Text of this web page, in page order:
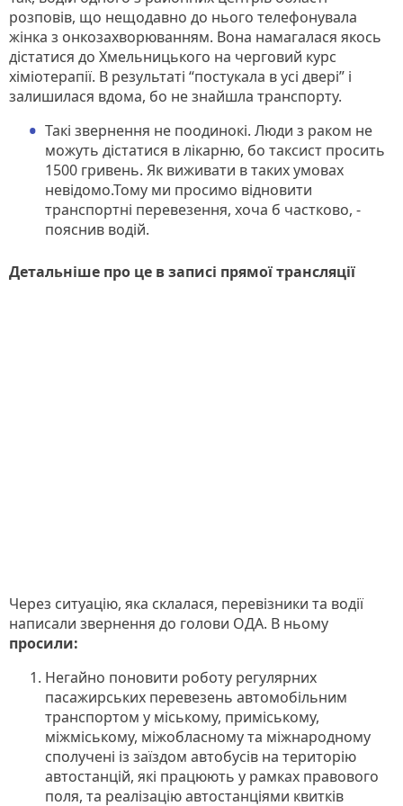
розповів, що нещодавно до нього телефонувала
жінка з онкозахворюванням. Вона намагалася якось
дістатися до Хмельницького на черговий курс
хіміотерапії. В результаті “постукала в усі двері” і
залишилася вдома, бо не знайшла транспорту.
Такі звернення не поодинокі. Люди з раком не
можуть дістатися в лікарню, бо таксист просить
1500 гривень. Як виживати в таких умовах
невідомо.Тому ми просимо відновити
транспортні перевезення, хоча б частково, -
пояснив водій.
Детальніше про це в записі прямої трансляції
Через ситуацію, яка склалася, перевізники та водії
написали звернення до голови ОДА. В ньому
просили:
Негайно поновити роботу регулярних
пасажирських перевезень автомобільним
транспортом у міському, приміському,
міжміському, міжобласному та міжнародному
сполучені із заїздом автобусів на територію
автостанцій, які працюють у рамках правового
поля, та реалізацію автостанціями квитків